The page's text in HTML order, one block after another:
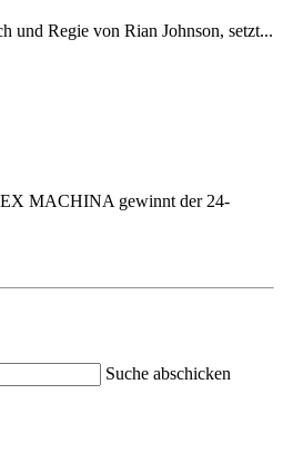
und Regie von Rian Johnson, setzt...
MACHINA gewinnt der 24-
Suche abschicken